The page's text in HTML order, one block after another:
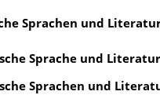
Sprachen und
Sprache und Literatur
Sprachen und